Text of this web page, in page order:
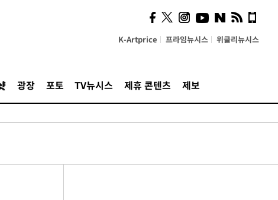
K-Artprice 프라임뉴시스 위클리뉴시스
광장 포토 TV뉴시스 제휴 콘텐츠 제보
시, 스마트폰 액세서리에
NFC 더했다